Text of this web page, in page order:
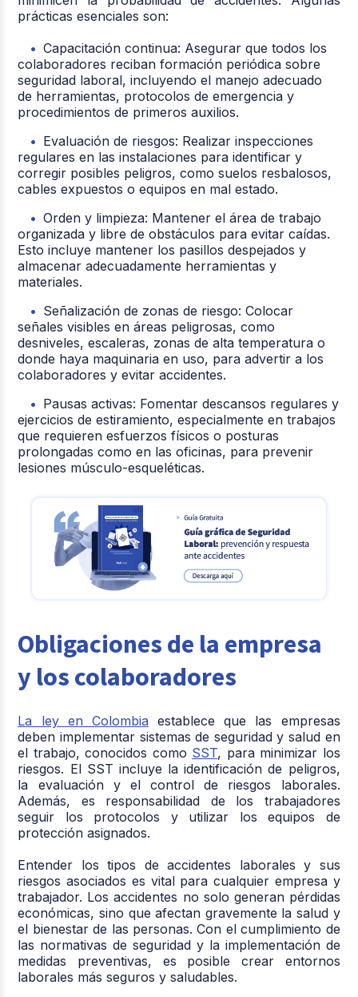
prácticas esenciales son:
Capacitación continua: Asegurar que todos los
colaboradores reciban formación periódica sobre
seguridad laboral, incluyendo el manejo adecuado
de herramientas, protocolos de emergencia y
procedimientos de primeros auxilios.
Evaluación de riesgos: Realizar inspecciones
regulares en las instalaciones para identificar y
corregir posibles peligros, como suelos resbalosos,
cables expuestos o equipos en mal estado.
Orden y limpieza: Mantener el área de trabajo
organizada y libre de obstáculos para evitar caídas.
Esto incluye mantener los pasillos despejados y
almacenar adecuadamente herramientas y
materiales.
Señalización de zonas de riesgo: Colocar
señales visibles en áreas peligrosas, como
desniveles, escaleras, zonas de alta temperatura o
donde haya maquinaria en uso, para advertir a los
colaboradores y evitar accidentes.
Pausas activas: Fomentar descansos regulares y
ejercicios de estiramiento, especialmente en trabajos
que requieren esfuerzos físicos o posturas
prolongadas como en las oficinas, para prevenir
lesiones músculo-esqueléticas.
Obligaciones de la empresa
y los colaboradores
La ley en Colombia establece que las empresas
deben implementar sistemas de seguridad y salud en
el trabajo, conocidos como SST, para minimizar los
riesgos. El SST incluye la identificación de peligros,
la evaluación y el control de riesgos laborales.
Además, es responsabilidad de los trabajadores
seguir los protocolos y utilizar los equipos de
protección asignados.
Entender los tipos de accidentes laborales y sus
riesgos asociados es vital para cualquier empresa y
trabajador. Los accidentes no solo generan pérdidas
económicas, sino que afectan gravemente la salud y
el bienestar de las personas. Con el cumplimiento de
las normativas de seguridad y la implementación de
medidas preventivas, es posible crear entornos
laborales más seguros y saludables.